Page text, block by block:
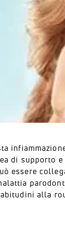
di supporto
essere
alla